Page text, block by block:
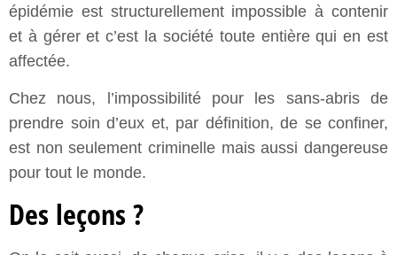
épidémie est structurellement impossible à contenir
et à gérer et c’est la société toute entière qui en est
affectée.
Chez nous, l’impossibilité pour les sans-abris de
prendre soin d’eux et, par définition, de se confiner,
est non seulement criminelle mais aussi dangereuse
pour tout le monde.
Des leçons ?